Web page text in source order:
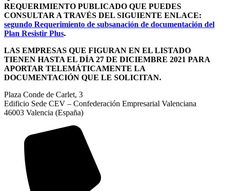
REQUERIMIENTO PUBLICADO QUE PUEDES
CONSULTAR A TRAVÉS DEL SIGUIENTE ENLACE:
segundo Requerimiento de subsanación de documentación del
Plan Resistir Plus.
LAS EMPRESAS QUE FIGURAN EN EL LISTADO
TIENEN HASTA EL DÍA 27 DE DICIEMBRE 2021 PARA
APORTAR TELEMÁTICAMENTE LA
DOCUMENTACIÓN QUE LE SOLICITAN.
Plaza Conde de Carlet, 3
Edificio Sede CEV – Confederación Empresarial Valenciana
46003 Valencia (España)